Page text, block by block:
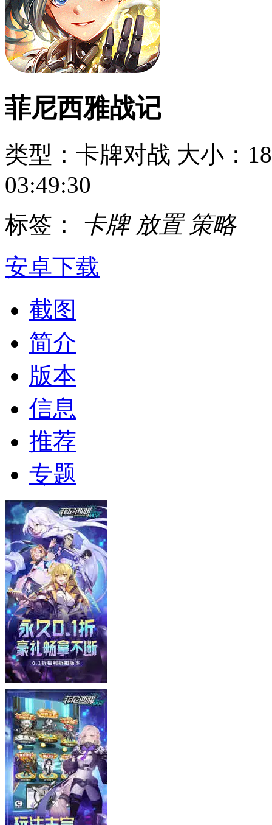
菲尼西雅战记
类型：卡牌对战 大小：
03:49:30
标签： 卡牌 放置 策略
安卓下载
截图
简介
版本
信息
推荐
专题